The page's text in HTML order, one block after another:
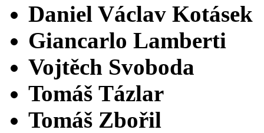
Daniel Václav Kotásek
Giancarlo Lamberti
Vojtěch Svoboda
Tomáš Tázlar
Tomáš Zbořil